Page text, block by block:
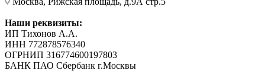
Наши реквизиты:
ИП Тихонов А.А.
ИНН 772878576340
ОГРНИП 316774600197803
БАНК ПАО Сбербанк г.Москвы